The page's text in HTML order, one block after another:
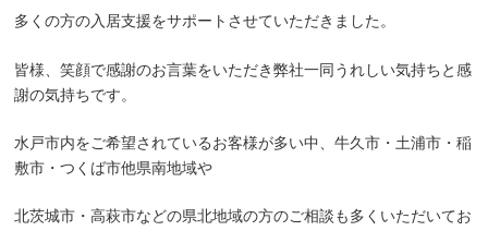
多くの方の入居支援をサポートさせていただきました。
皆様、笑顔で感謝のお言葉をいただき弊社一同うれしい気持ちと感
謝の気持ちです。
水戸市内をご希望されているお客様が多い中、牛久市・土浦市・稲
敷市・つくば市他県南地域や
北茨城市・高萩市などの県北地域の方のご相談も多くいただいてお